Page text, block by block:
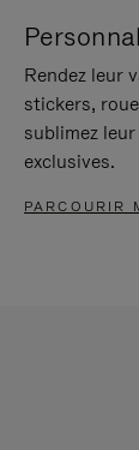
Rendez leur
stickers,
sublimez
exclusives.
PARCOURIR